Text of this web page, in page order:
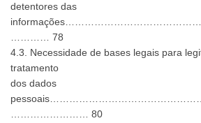
detentores das
………… 78
4.3. Necessidade de bases legais para
tratamento
dos dados
…………………… 80